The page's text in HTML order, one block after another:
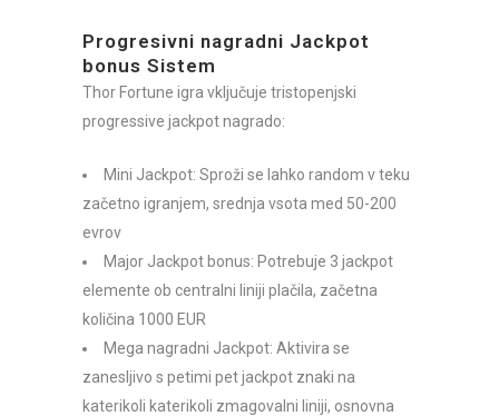
Progresivni nagradni Jackpot
bonus Sistem
Thor Fortune igra vključuje tristopenjski
progressive jackpot nagrado:
Mini Jackpot: Sproži se lahko random v teku
začetno igranjem, srednja vsota med 50-200
evrov
Major Jackpot bonus: Potrebuje 3 jackpot
elemente ob centralni liniji plačila, začetna
količina 1000 EUR
Mega nagradni Jackpot: Aktivira se
zanesljivo s petimi pet jackpot znaki na
katerikoli katerikoli zmagovalni liniji, osnovna